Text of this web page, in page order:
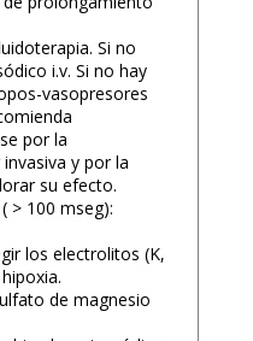
Si no
i.v. Si no hay
vasopresores
por la
y por la
su efecto.
> 100 mseg):
los electrolitos (K,
de magnesio